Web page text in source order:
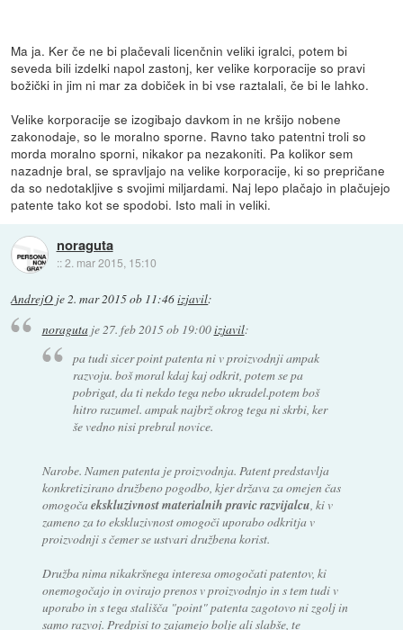
Ma ja. Ker če ne bi plačevali licenčnin veliki igralci, potem bi
seveda bili izdelki napol zastonj, ker velike korporacije so pravi
božički in jim ni mar za dobiček in bi vse raztalali, če bi le lahko.
Velike korporacije se izogibajo davkom in ne kršijo nobene
zakonodaje, so le moralno sporne. Ravno tako patentni troli so
morda moralno sporni, nikakor pa nezakoniti. Pa kolikor sem
nazadnje bral, se spravljajo na velike korporacije, ki so prepričane
da so nedotakljive s svojimi miljardami. Naj lepo plačajo in plačujejo
patente tako kot se spodobi. Isto mali in veliki.
noraguta
::2. mar 2015, 15:10
AndrejO je2. mar 2015 ob 11:46izjavil:
noragutaje 27. feb 2015 ob 19:00izjavil:
pa tudi sicer point patenta ni v proizvodnji ampak
razvoju. boš moral kdaj kaj odkrit, potem se pa
pobrigat, da ti nekdo tega nebo ukradel.potem boš
hitro razumel. ampak najbrž okrog tega ni skrbi, ker
še vedno nisi prebral novice.
Narobe. Namen patenta je proizvodnja. Patent predstavlja
konkretizirano družbeno pogodbo, kjer država za omejen čas
omogočaekskluzivnost materialnih pravic razvijalcu, ki v
zameno za to ekskluzivnost omogoči uporabo odkritja v
proizvodnji s čemer se ustvari družbena korist.
Družba nima nikakršnega interesa omogočati patentov, ki
onemogočajo in ovirajo prenos v proizvodnjo in s tem tudi v
uporabo in s tega stališča "point" patenta zagotovo ni zgolj in
samo razvoj. Predpisi to zajamejo bolje ali slabše, te